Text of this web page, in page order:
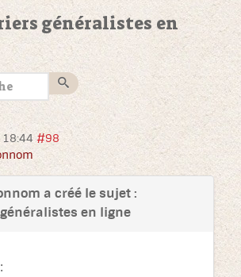
généralistes en
#98
a créé le sujet :
en ligne